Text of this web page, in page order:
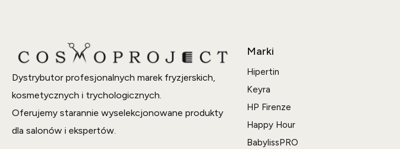
Dystrybutor profesjonalnych marek fryzjerskich,
kosmetycznych i trychologicznych.
Oferujemy starannie wyselekcjonowane produkty
dla salonów i ekspertów.
Marki
Hipertin
Keyra
HP Firenze
Happy Hour
BabylissPRO